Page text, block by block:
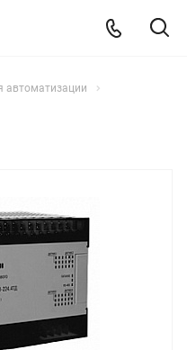
автоматизации